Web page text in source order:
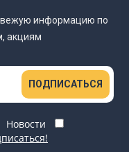
информацию по
акциям
ПОДПИСАТЬСЯ
Новости